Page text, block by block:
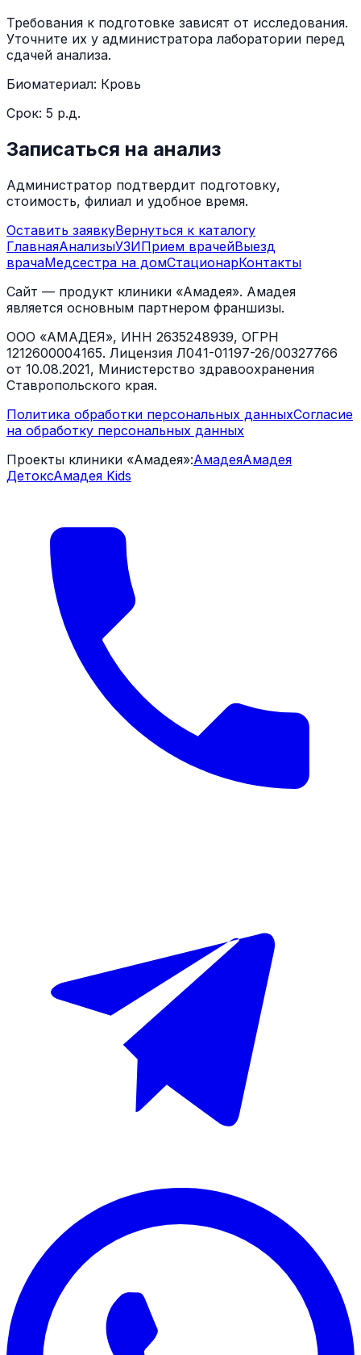
Требования к подготовке зависят от исследования.
Уточните их у администратора лаборатории перед
сдачей анализа.
Биоматериал: Кровь
Срок: 5 р.д.
Записаться на анализ
Администратор подтвердит подготовку,
стоимость, филиал и удобное время.
Оставить заявкуВернуться к каталогу
ГлавнаяАнализыУЗИПрием врачейВыезд
врачаМедсестра на домСтационарКонтакты
Сайт — продукт клиники «Амадея». Амадея
является основным партнером франшизы.
ООО «АМАДЕЯ», ИНН 2635248939, ОГРН
1212600004165. Лицензия Л041-01197-26/00327766
от 10.08.2021, Министерство здравоохранения
Ставропольского края.
Политика обработки персональных данныхСогласие
на обработку персональных данных
Проекты клиники «Амадея»:АмадеяАмадея
ДетоксАмадея Kids